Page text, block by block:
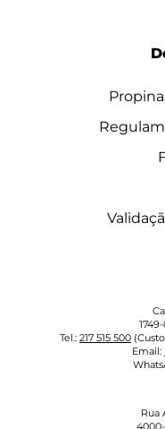
Tel.: 217 515 500
Email:
Rua